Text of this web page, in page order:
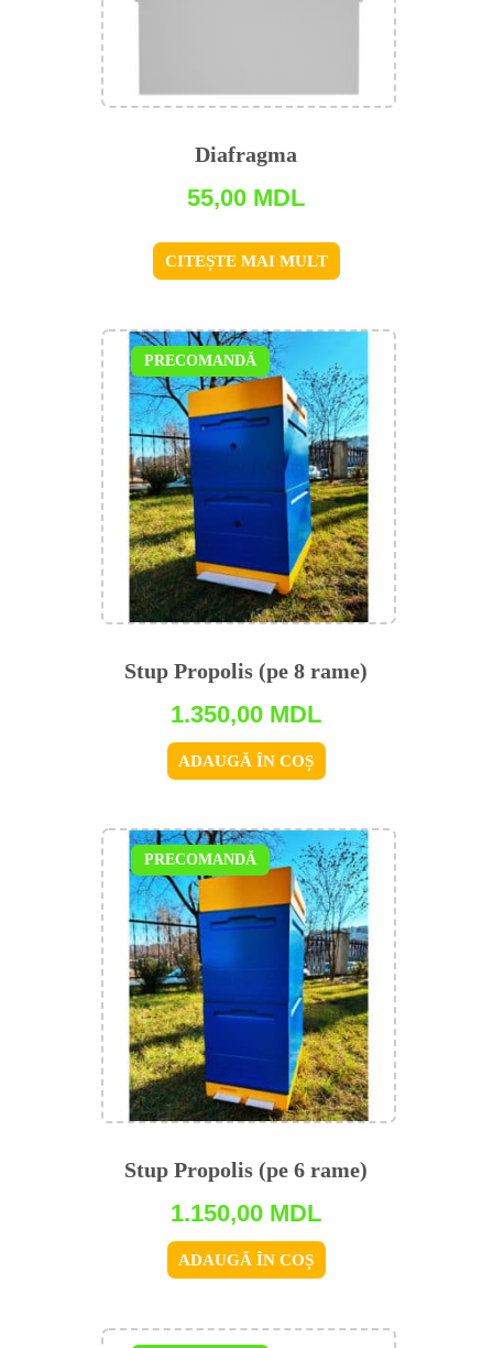
Diafragma
55,00 MDL
CITEȘTE MAI MULT
Stup Propolis (pe 8 rame)
1.350,00 MDL
ADAUGĂ ÎN COȘ
PRECOMANDĂ
Stup Propolis (pe 6 rame)
1.150,00 MDL
ADAUGĂ ÎN COȘ
PRECOMANDĂ